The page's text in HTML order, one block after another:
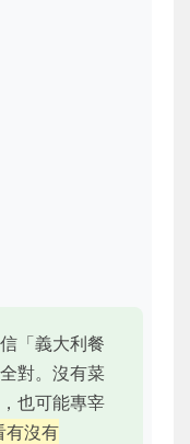
「義大利餐
對。沒有菜
也可能專宰
有沒有